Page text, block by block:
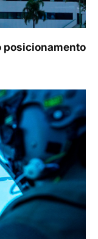
posicionamento